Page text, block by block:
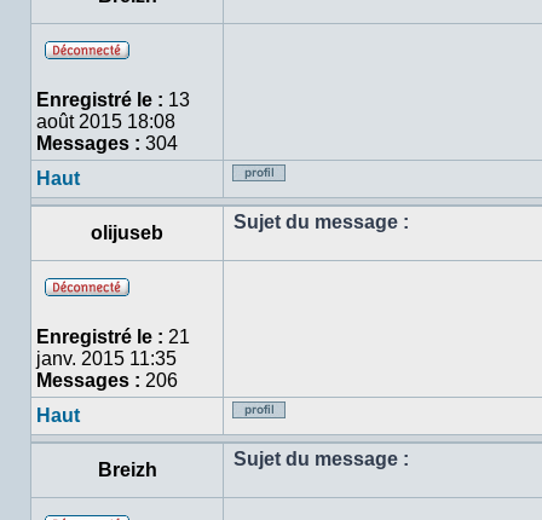
ligne
Enregistré le : 13
août 2015 18:08
Messages : 304
Haut
Profil
olijuseb
Sujet du message :
ligne
Enregistré le : 21
janv. 2015 11:35
Messages : 206
Haut
Profil
Breizh
Sujet du message :